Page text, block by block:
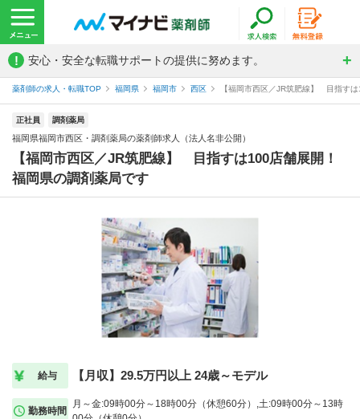
! 安心・安全な転職サポートの提供に努めます。
薬剤師の求人・転職TOP 福岡県 福岡市 西区 【福岡市西区／JR筑肥線】 目指す
正社員 調剤薬局
福岡県福岡市西区・調剤薬局の薬剤師求人（法人名非公開）
【福岡市西区／JR筑肥線】 目指すは100店舗展開！
福岡県の調剤薬局です
給与 【月収】29.5万円以上 24歳～モデル
勤務時間
月～金:09時00分～18時00分（休憩60分）,土:09時00分～13時